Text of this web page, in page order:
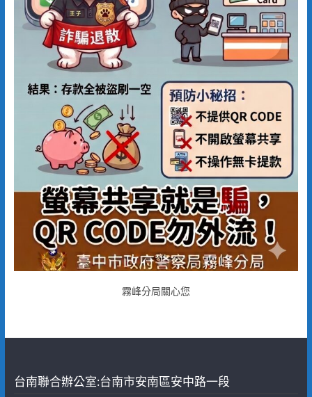
霧峰分局關心您
台南聯合辦公室:台南市安南區安中路一段